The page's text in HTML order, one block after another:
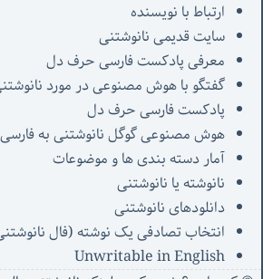
ارتباط با نویسنده
سایت قدیمی نانوشتنی
معرفی پادکست فارسی حرف دل
گفتگو با هوش مصنوعی در مورد
پادکست فارسی حرف دل
هوش مصنوعی گوگل نانوشتنی به فارسی
آمار دسته بندی ها و موضوعات
نانوشته یا نانوشتنی
دانلودهای نانوشتنی
انتخاب تصادفی یک نوشته (فال
Unwritable in English